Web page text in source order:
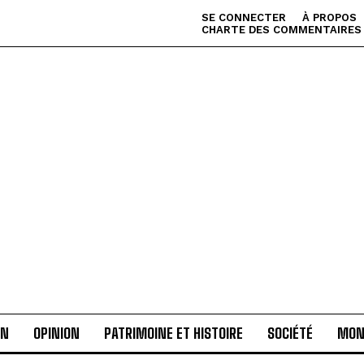
SE CONNECTER
À PROPOS
CHARTE DES COMMENTAIRES
OPINION PATRIMOINE ET HISTOIRE SOCIÉTÉ